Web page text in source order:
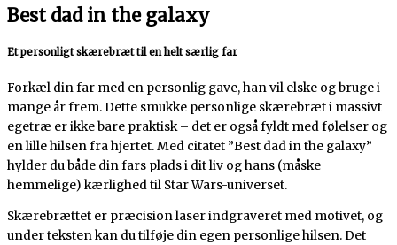
Best dad in the galaxy
Et personligt skærebræt til en helt særlig far
Forkæl din far med en personlig gave, han vil elske og bruge i
mange år frem. Dette smukke personlige skærebræt i massivt
egetræ er ikke bare praktisk – det er også fyldt med følelser og
en lille hilsen fra hjertet. Med citatet ”Best dad in the galaxy”
hylder du både din fars plads i dit liv og hans (måske
hemmelige) kærlighed til Star Wars-universet.
Skærebrættet er præcision laser indgraveret med motivet, og
under teksten kan du tilføje din egen personlige hilsen. Det